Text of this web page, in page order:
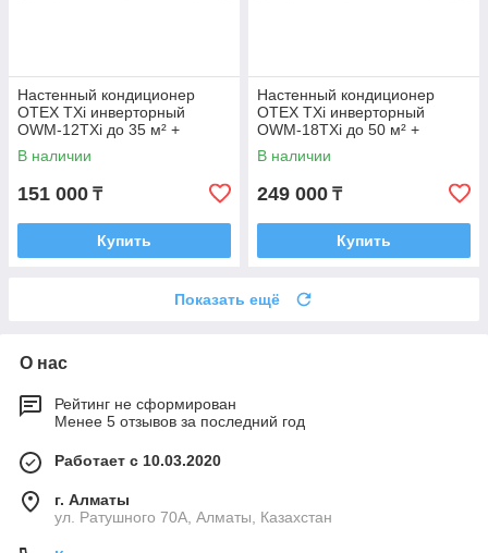
Настенный кондиционер
OTEX TXi инверторный
OWM-12TXi до 35 м² +
монтажный комплект
В наличии
151 000 ₸
Купить
Настенный кондиционер
OTEX TXi инверторный
OWM-18TXi до 50 м² +
монтажный комплект
В наличии
249 000 ₸
Купить
Показать ещё
О нас
Рейтинг не сформирован
Менее 5 отзывов за последний год
Работает с 10.03.2020
г. Алматы
ул. Ратушного 70А, Алматы, Казахстан